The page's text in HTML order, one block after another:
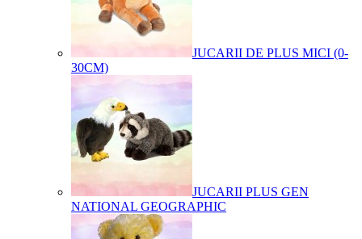
JUCARII DE PLUS MICI (0-
30CM)
JUCARII PLUS GEN
NATIONAL GEOGRAPHIC